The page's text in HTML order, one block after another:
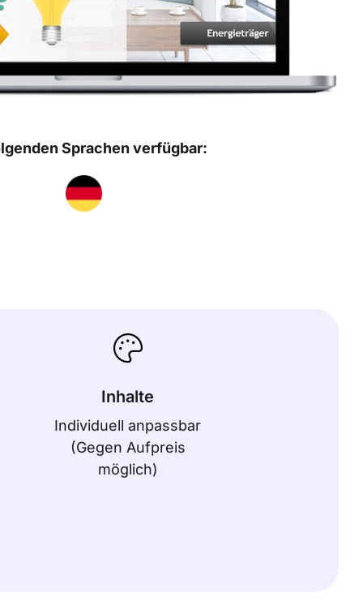
Sprachen verfügbar:
Inhalte
Individuell anpassbar
(Gegen Aufpreis
möglich)